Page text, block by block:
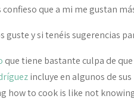
confieso que a mi me gustan
guste y si tenéis sugerencias
que tiene bastante culpa de
incluye en algunos de
how to cook is like not